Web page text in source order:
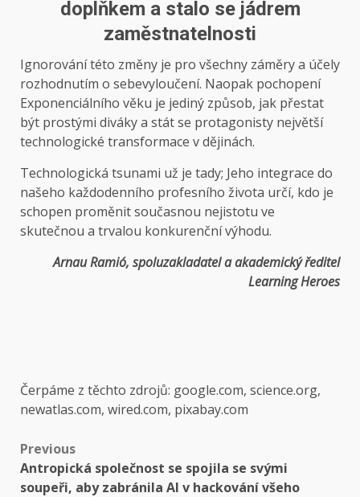
doplňkem a stalo se jádrem
zaměstnatelnosti
Ignorování této změny je pro všechny záměry a účely
rozhodnutím o sebevyloučení. Naopak pochopení
Exponenciálního věku je jediný způsob, jak přestat
být prostými diváky a stát se protagonisty největší
technologické transformace v dějinách.
Technologická tsunami už je tady; Jeho integrace do
našeho každodenního profesního života určí, kdo je
schopen proměnit současnou nejistotu ve
skutečnou a trvalou konkurenční výhodu.
Arnau Ramió, spoluzakladatel a akademický ředitel
Learning Heroes
Čerpáme z těchto zdrojů: google.com, science.org,
newatlas.com, wired.com, pixabay.com
Post
navigation
Previous
Antropická společnost se spojila se svými
soupeři, aby zabránila AI v hackování všeho